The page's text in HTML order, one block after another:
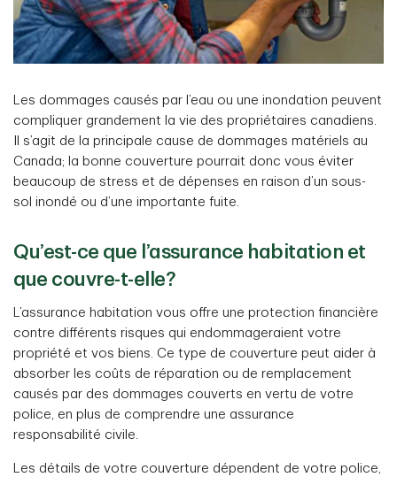
Les dommages causés par l’eau ou une inondation peuvent
compliquer grandement la vie des propriétaires canadiens.
Il s’agit de la principale cause de dommages matériels au
Canada; la bonne couverture pourrait donc vous éviter
beaucoup de stress et de dépenses en raison d’un sous-
sol inondé ou d’une importante fuite.
Qu’est-ce que l’assurance habitation et
que couvre-t-elle?
L’assurance habitation vous offre une protection financière
contre différents risques qui endommageraient votre
propriété et vos biens. Ce type de couverture peut aider à
absorber les coûts de réparation ou de remplacement
causés par des dommages couverts en vertu de votre
police, en plus de comprendre une assurance
responsabilité civile.
Les détails de votre couverture dépendent de votre police,